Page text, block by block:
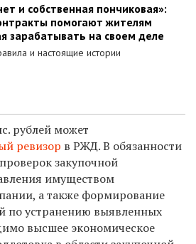
и собственная пончиковая»:
помогают жителям
зарабатывать на своем деле
и настоящие истории
рублей может
ревизор в РЖД. В обязанности
закупочной
имуществом
а также формирование
по устранению выявленных
высшее экономическое